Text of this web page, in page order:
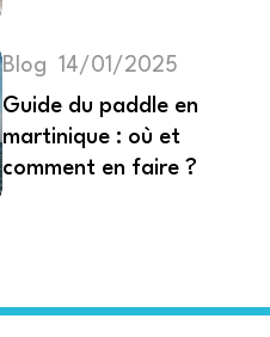
Blog
14/01/2025
Guide du paddle en
martinique : où et
comment en faire ?